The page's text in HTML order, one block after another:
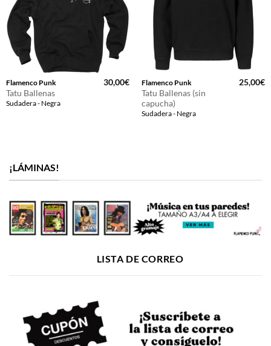
Flamenco Punk
Tatu Ballenas
Sudadera - Negra
30,00€ Flamenco Punk
Tatu Ballenas (sin
capucha)
Sudadera - Negra
25,00€
¡LÁMINAS!
LISTA DE CORREO